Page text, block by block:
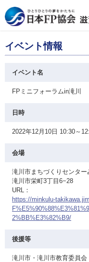
イベント情報
イベント名
FPミニフォーラムin滝川
日時
2022年12月10日 10:30～
会場
滝川市まちづくりセンター
滝川市栄町3丁目6−28
URL：
https://minkulu-
2%BB%E3%82%B9/
後援等
滝川市・滝川市教育委員会